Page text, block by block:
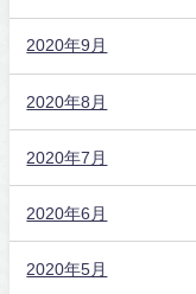
2020年9月
2020年8月
2020年7月
2020年6月
2020年5月